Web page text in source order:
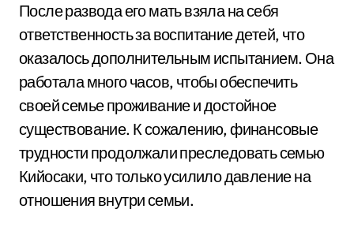
После развода его мать взяла на себя
ответственность за воспитание детей, что
оказалось дополнительным испытанием. Она
работала много часов, чтобы обеспечить
своей семье проживание и достойное
существование. К сожалению, финансовые
трудности продолжали преследовать семью
Кийосаки, что только усилило давление на
отношения внутри семьи.